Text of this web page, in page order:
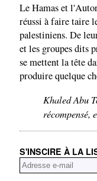
Le Hamas et
réussi à faire taire
palestiniens. De
et les groupes dits
se mettent la tête
produire quelque
Khaled Abu
récompensé,
S'INSCIRE À LA